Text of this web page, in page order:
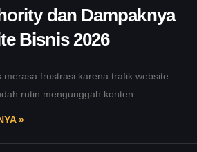
dan Dampaknya
Bisnis 2026
merasa frustrasi karena trafik website
rutin mengunggah konten.
»